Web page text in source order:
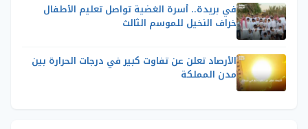
في بريدة.. أسرة الغضية تواصل تعليم الأطفال
خراف النخيل للموسم الثالث
الأرصاد تعلن عن تفاوت كبير في درجات الحرارة بين
مدن المملكة